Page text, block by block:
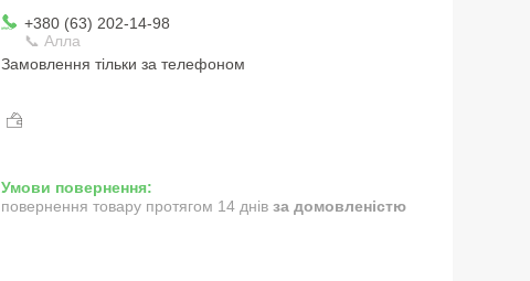
+380 (63) 202-14-98
📞 Алла
Замовлення тільки за телефоном
повернення товару протягом 14 днів за домовленістю